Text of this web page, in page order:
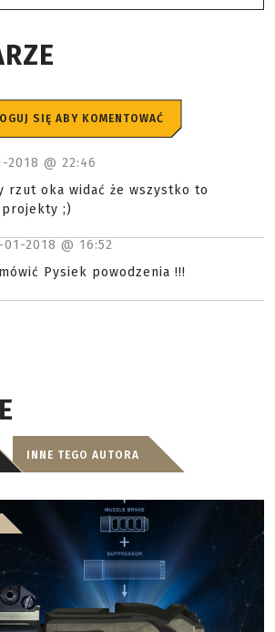
SIĘ ABY KOMENTOWAĆ
2018 @ 22:46
rzut oka widać że wszystko to
;)
01-2018 @ 16:52
Pysiek powodzenia !!!
INNE TEGO AUTORA